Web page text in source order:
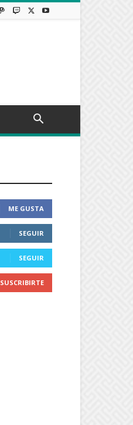
ME GUSTA
SEGUIR
SEGUIR
SUSCRIBIRTE